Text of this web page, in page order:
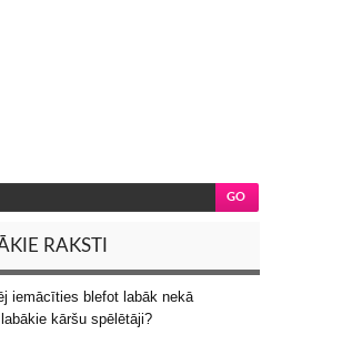
RAKSTI
iemācīties blefot labāk nekā
kāršu spēlētāji?